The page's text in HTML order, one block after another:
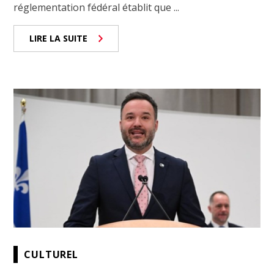
réglementation fédéral établit que ...
LIRE LA SUITE
CULTUREL